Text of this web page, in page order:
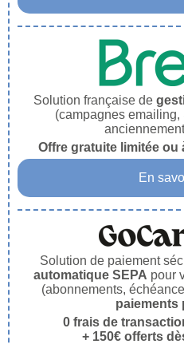
Solution française de
(campagnes emailing,
Offre gratuite limitée ou
En
Solution de paiement
automatique SEPA pour
(abonnements,
paiements
0 frais de
+ 150€ offerts